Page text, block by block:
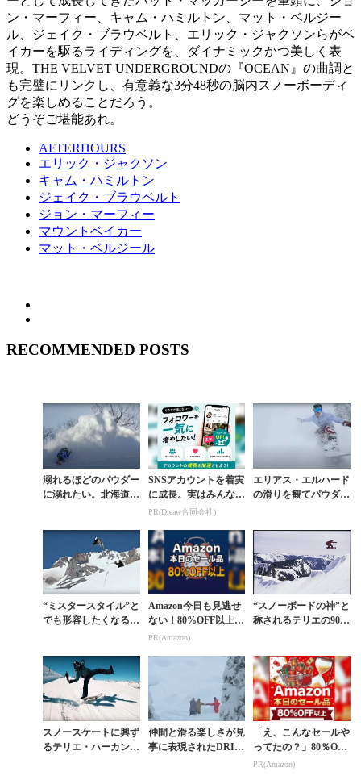
ン・マーフィー、キャム・ハミルトン、マット・ベルジー
ル、ジェイク・ブラウベルト、エリック・ジャクソンらがベ
イカーを駆るライディングを、ダイナミックかつ美しく表
現。THE VELVET UNDERGROUNDの『OCEAN』の曲調と
も完璧にリンクし、有意義な3分48秒の脳内スノーボーディ
グを楽しめることだろう。
どうぞご堪能あれ。
AFTERHOURS
エリック・ジャクソン
キャム・ハミルトン
ジェイク・ブラウベルト
ジョン・マーフィー
マウントベイカー
マット・ベルジール
RECOMMENDED POSTS
溺れるほどのパウダー
に溺れたい。北海道と
SNSアカウントを着実
に成長。実はみんなコ
コ使ってます。
PR(Dreaw合同会社)
エリアス・エルハード
の滑りを観てパウダー
“ミスタースタイル”と
でも形容したくなるほ
Amazon今日も見逃せ
ない！80%OFF以上が
続々登場
PR(Amazon)
“スノーボードの神”と
称されるテリエの90年
スノースケートに興ず
るテリエ・ハーカンセ
仲間と滑る楽しさが見
事に表現されたDRIN
「え、こんなセールや
ってたの？」80％OFF
以上が続々登場！Am
PR(Amazon)